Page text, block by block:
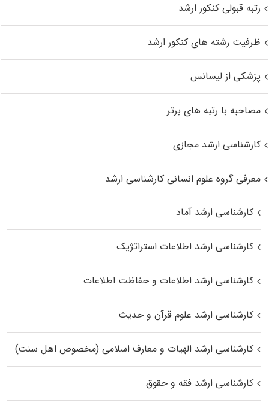
رتبه قبولی کنکور ارشد
ظرفیت رشته های کنکور ارشد
پزشکی از لیسانس
مصاحبه با رتبه های برتر
کارشناسی ارشد مجازی
معرفی گروه علوم انسانی کارشناسی ارشد
کارشناسی ارشد آماد
کارشناسی ارشد اطلاعات استراتژیک
کارشناسی ارشد اطلاعات و حفاظت اطلاعات
کارشناسی ارشد علوم قرآن و حدیث
کارشناسی ارشد الهیات و معارف اسلامی (مخصوص اهل سنت)
کارشناسی ارشد فقه و حقوق